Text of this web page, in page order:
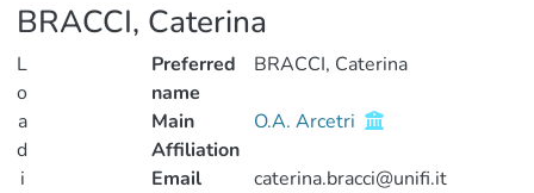
BRACCI, Caterina
L
o
a
d
i
Preferred
name
BRACCI, Caterina
Main
Affiliation
O.A. Arcetri
Email
caterina.bracci@unifi.it